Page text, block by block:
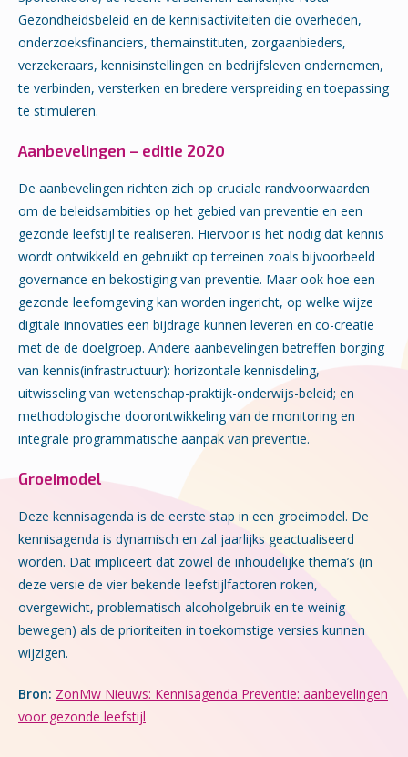
Gezondheidsbeleid en de kennisactiviteiten die overheden,
onderzoeksfinanciers, themainstituten, zorgaanbieders,
verzekeraars, kennisinstellingen en bedrijfsleven ondernemen,
te verbinden, versterken en bredere verspreiding en toepassing
te stimuleren.
Aanbevelingen – editie 2020
De aanbevelingen richten zich op cruciale randvoorwaarden
om de beleidsambities op het gebied van preventie en een
gezonde leefstijl te realiseren. Hiervoor is het nodig dat kennis
wordt ontwikkeld en gebruikt op terreinen zoals bijvoorbeeld
governance en bekostiging van preventie. Maar ook hoe een
gezonde leefomgeving kan worden ingericht, op welke wijze
digitale innovaties een bijdrage kunnen leveren en co-creatie
met de de doelgroep. Andere aanbevelingen betreffen borging
van kennis(infrastructuur): horizontale kennisdeling,
uitwisseling van wetenschap-praktijk-onderwijs-beleid; en
methodologische doorontwikkeling van de monitoring en
integrale programmatische aanpak van preventie.
Groeimodel
Deze kennisagenda is de eerste stap in een groeimodel. De
kennisagenda is dynamisch en zal jaarlijks geactualiseerd
worden. Dat impliceert dat zowel de inhoudelijke thema’s (in
deze versie de vier bekende leefstijlfactoren roken,
overgewicht, problematisch alcoholgebruik en te weinig
bewegen) als de prioriteiten in toekomstige versies kunnen
wijzigen.
Bron: ZonMw Nieuws: Kennisagenda Preventie: aanbevelingen
voor gezonde leefstijl